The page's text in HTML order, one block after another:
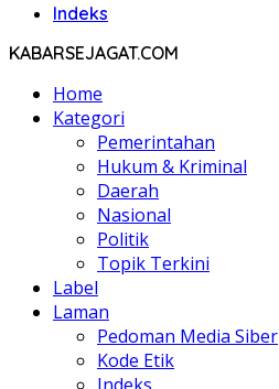
Indeks
KABARSEJAGAT.COM
Home
Kategori
Pemerintahan
Hukum & Kriminal
Daerah
Nasional
Politik
Topik Terkini
Label
Laman
Pedoman Media Siber
Kode Etik